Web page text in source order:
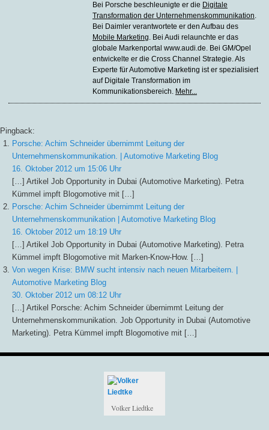
Bei Porsche beschleunigte er die Digitale
Transformation der Unternehmenskommunikation.
Bei Daimler verantwortete er den Aufbau des
Mobile Marketing. Bei Audi relaunchte er das
globale Markenportal www.audi.de. Bei GM/Opel
entwickelte er die Cross Channel Strategie. Als
Experte für Automotive Marketing ist er spezialisiert
auf Digitale Transformation im
Kommunikationsbereich. Mehr...
Pingback:
Porsche: Achim Schneider übernimmt Leitung der
Unternehmenskommunikation. | Automotive Marketing Blog
16. Oktober 2012 um 15:06 Uhr
[…] Artikel Job Opportunity in Dubai (Automotive Marketing). Petra
Kümmel impft Blogomotive mit […]
Porsche: Achim Schneider übernimmt Leitung der
Unternehmenskommunikation | Automotive Marketing Blog
16. Oktober 2012 um 18:19 Uhr
[…] Artikel Job Opportunity in Dubai (Automotive Marketing). Petra
Kümmel impft Blogomotive mit Marken-Know-How. […]
Von wegen Krise: BMW sucht intensiv nach neuen Mitarbeitern. |
Automotive Marketing Blog
30. Oktober 2012 um 08:12 Uhr
[…] Artikel Porsche: Achim Schneider übernimmt Leitung der
Unternehmenskommunikation. Job Opportunity in Dubai (Automotive
Marketing). Petra Kümmel impft Blogomotive mit […]
Volker Liedtke